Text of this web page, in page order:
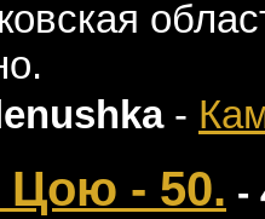
-
Цою - 50. -